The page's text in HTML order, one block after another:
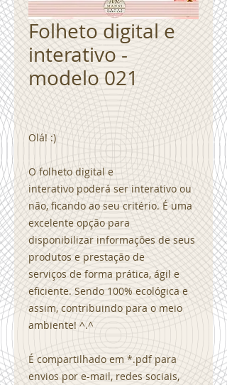
Folheto digital e
interativo -
modelo 021
Olá! :)
O folheto digital e
interativo poderá ser interativo ou
não, ficando ao seu critério. É uma
excelente opção para
disponibilizar informações de seus
produtos e prestação de
serviços de forma prática, ágil e
eficiente. Sendo 100% ecológica e
assim, contribuindo para o meio
ambiente! ^.^
É compartilhado em *.pdf para
envios por e-mail, redes sociais,